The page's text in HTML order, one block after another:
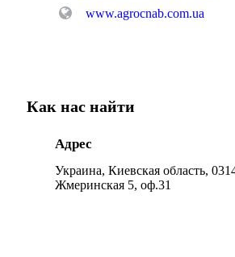
www.agrocnab.com.ua
Как нас найти
Адрес
Украина, Киевская область,
Жмеринская 5, оф.31